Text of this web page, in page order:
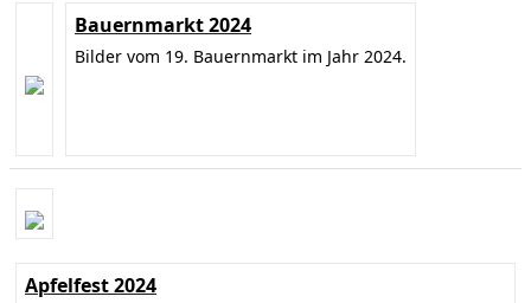
Bauernmarkt 2024
Bilder vom 19. Bauernmarkt im Jahr 2024.
Apfelfest 2024